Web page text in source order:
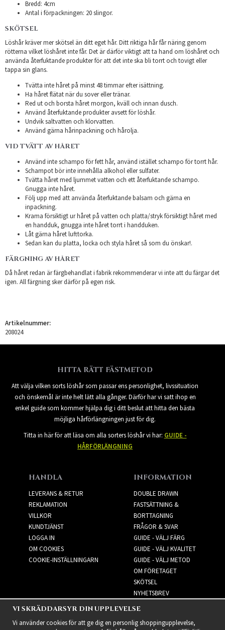
Bredd: 4cm
Antal i förpackningen: 20 slingor.
SKÖTSEL
Löshår kräver mer skötsel än ditt eget hår. Ditt riktiga hår får näring genom
rötterna vilket löshåret inte får. Det är därför viktigt att ta hand om löshåret och
använda återfuktande produkter för att det inte ska bli torrt och tovigt eller
tappa sin glans.
Tvätta inte håret på minst 48 timmar efter isättning.
Ha håret flätat när du sover eller tränar.
Red ut och borsta håret morgon, kväll och innan dusch.
Använd återfuktande produkter avsett för löshår.
Undvik saltvatten och klorvatten.
Använd gärna hårinpackning och hårolja.
VID TVÄTT AV HÅRET
Använd inte schampo för fett hår, använd istället schampo för torrt hår.
Schampot bör inte innehålla alkohol eller sulfater.
Tvätta håret med ljummet vatten och ett återfuktande schampo.
Gnugga inte håret.
Följ upp med att använda återfuktande balsam och gärna en
inpackning.
Krama försiktigt ur håret på vatten och platta/stryk försiktigt håret med
en handduk, gnugga inte håret torrt i handduken.
Låt gärna håret lufttorka.
Sedan kan du platta, locka och styla håret så som du önskar!.
FÄRGNING AV HÅRET
Då håret redan är färgbehandlat i fabrik rekommenderar vi inte att du färgar det
igen. All färgning sker därför på egen risk.
Artikelnummer:
208024
HITTA RÄTT FÄSTMETOD
Att välja vilken sorts löshår som passar ens personlighet, livssituation
och önskemål är inte helt lätt alla gånger. Därför har vi satt ihop en
enkel guide som kommer hjälpa dig i ditt beslut att hitta den bästa
möjliga hårförlängningen just för dig.
Titta in här för att läsa om alla sorters löshår vi har: GUIDE -
HÅRFÖRLÄNGNING
HANDLA
LEVERANS & RETUR
REKLAMATION
VILLKOR
KUNDTJÄNST
LOGGA IN
OM COOKIES
COOKIE-INSTÄLLNINGARN
INFORMATION
DOUBLE DRAWN
FASTSÄTTNING &
BORTTAGNING
FRÅGOR & SVAR
GUIDE - VÄLJ FÄRG
GUIDE - VÄLJ KVALITET
GUIDE - VÄLJ METOD
OM FÖRETAGET
SKÖTSEL
NYHETSBREV
NYHETSBREV
VI SKRÄDDARSYR DIN UPPLEVELSE
Vi använder cookies för att ge dig en personlig shoppingupplevelse,